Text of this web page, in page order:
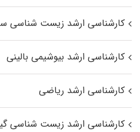
کارشناسی ارشد زیست شناسی
کارشناسی ارشد بیوشیمی بالینی
کارشناسی ارشد ریاضی
کارشناسی ارشد زیست‌ شناسی